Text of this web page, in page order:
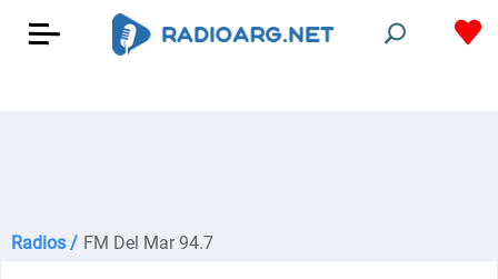
Radios / FM Del Mar 94.7